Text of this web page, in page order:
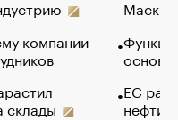
компании
склады
Маск в
основ
ЕС
нефти